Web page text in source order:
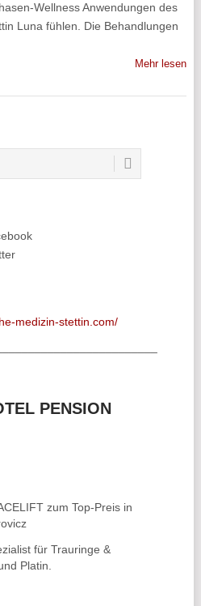
Wellness Anwendungen des
Luna fühlen. Die Behandlungen
Mehr lesen
PENSION
zum Top-Preis in
für Trauringe &
Platin.